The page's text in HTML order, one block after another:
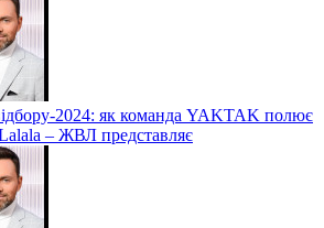
2024: як команда YAKTAK полює
– ЖВЛ представляє